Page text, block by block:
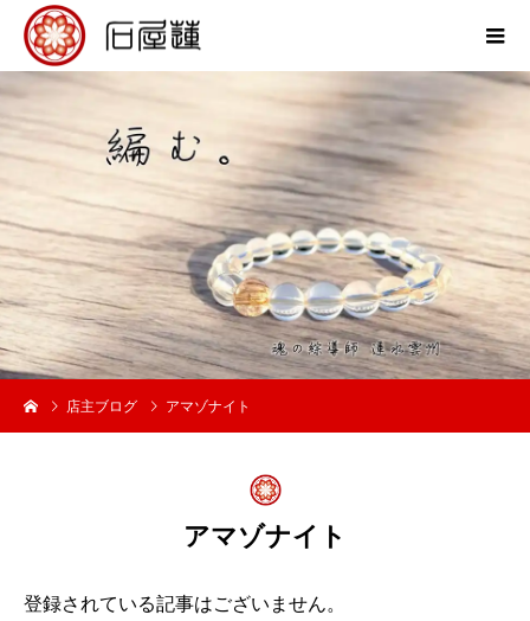
店主ブログ アマゾナイト
アマゾナイト
登録されている記事はございません。